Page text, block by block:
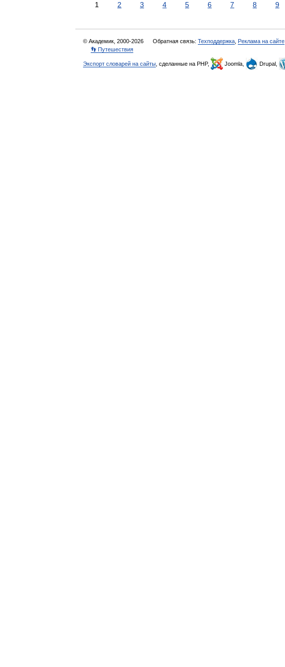
1 2 3 4 5 6 7 8 9
© Академик, 2000-2026 Обратная связь: Техподдержка Реклама на сайте
👣 Путешествия
Экспорт словарей на сайты , сделанные на PHP, Joomla, Drupal,